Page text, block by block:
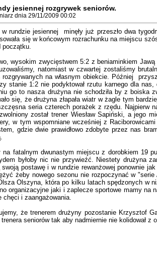
jesiennej rozgrywek seniorów.
dnia 29/11/2009 00:02
rundzie jesiennej minęły już przeszło dwa
się w końcowym rozrachunku na miejscu
początku.
wysokim zwycięstwem 5:2 z beniaminkiem
natomiast w czwartej zostaliśmy
na własnym obiekcie. Później
stanie 1:2 nie podyktował rzutu karnego dla
go to nasza drużyna nie schodziła by z
się, że drużyna złapała wiatr w żagle tym
seria czterech porażek z rzędu.
został trener Wiesław Sapiński, a jego
w tym wspomniane wcześniej z
gdzie dwie prawidłowo zdobyte przez nas
na fatalnym dwunastym miejscu z dorobkiem 19
byłoby nic nie przywieźć. Niestety drużyna
postawę i w rundzie rewanżowej ponownie
żeby nowego sezonu nie rozpoczynać w
Olszyna, która po kilku latach spędzonych w
organizacyjne jaki i zaplecze sportowe mamy na
chęci i zaangażowania.
że trenerem drużyny pozostanie Krzysztof
seniorów tak aby nadmiernie nie kolidował